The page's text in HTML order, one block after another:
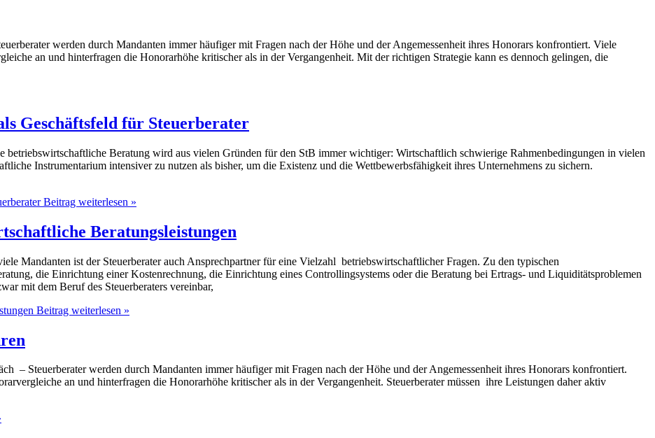
werden durch Mandanten immer häufiger mit Fragen nach der Höhe und der Angemessenheit ihres Honorars konfrontiert. Viele
an und hinterfragen die Honorarhöhe kritischer als in der Vergangenheit. Mit der richtigen Strategie kann es dennoch gelingen, die
Geschäftsfeld für Steuerberater
Beratung wird aus vielen Gründen für den StB immer wichtiger: Wirtschaftlich schwierige Rahmenbedingungen in vielen
Instrumentarium intensiver zu nutzen als bisher, um die Existenz und die Wettbewerbsfähigkeit ihres Unternehmens zu sichern.
Beitrag weiterlesen »
Beratungsleistungen
Mandanten ist der Steuerberater auch Ansprechpartner für eine Vielzahl betriebswirtschaftlicher Fragen. Zu den typischen
die Einrichtung einer Kostenrechnung, die Einrichtung eines Controllingsystems oder die Beratung bei Ertrags- und Liquiditätsproblemen
mit dem Beruf des Steuerberaters vereinbar,
Beitrag weiterlesen »
– Steuerberater werden durch Mandanten immer häufiger mit Fragen nach der Höhe und der Angemessenheit ihres Honorars konfrontiert.
an und hinterfragen die Honorarhöhe kritischer als in der Vergangenheit. Steuerberater müssen ihre Leistungen daher aktiv